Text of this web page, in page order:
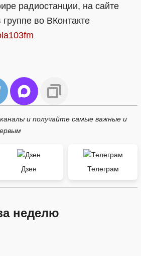
радиостанции, на сайте
во ВКонтакте
и получайте самые важные и
Дзен Телеграм
неделю